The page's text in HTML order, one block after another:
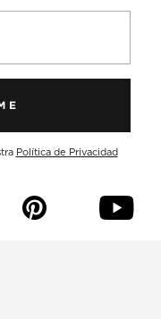
Política de Privacidad
p y